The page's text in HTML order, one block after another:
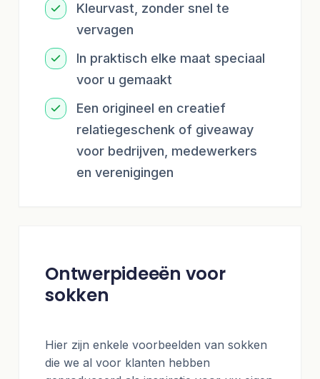
Kleurvast, zonder snel te
vervagen
In praktisch elke maat speciaal
voor u gemaakt
Een origineel en creatief
relatiegeschenk of giveaway
voor bedrijven, medewerkers
en verenigingen
Ontwerpideeën voor
sokken
Hier zijn enkele voorbeelden van sokken
die we al voor klanten hebben